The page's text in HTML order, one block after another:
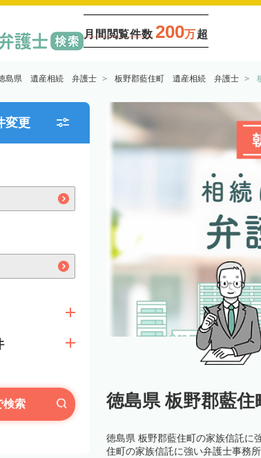
月間閲覧件数 200万超
島県 遺産相続 弁護士 板野郡藍住町 遺産相続 弁護士
変更
検索 徳島県 板野郡藍
徳島県 板野郡藍住町の家族信託に
住町の家族信託に強い弁護士事務